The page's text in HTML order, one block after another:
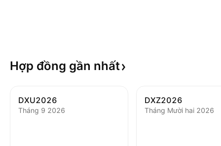
Hợp đồng gần nhất
DXU2026
Tháng 9 2026
DXZ2026
Tháng Mười hai 2026